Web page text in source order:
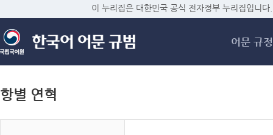
메
이 누리집은 대한민국 공식 전자정부 누리집입니다.
어문 규정
항별 연혁